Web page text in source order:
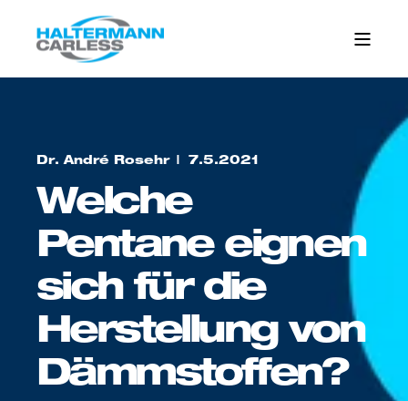
Dr. André Rosehr 7.5.2021
Welche
Pentane eignen
sich für die
Herstellung von
Dämmstoffen?